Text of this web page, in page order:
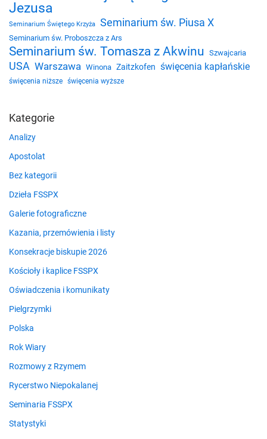
Jezusa
Seminarium Świętego Krzyża Seminarium św. Piusa X
Seminarium św. Proboszcza z Ars
Seminarium św. Tomasza z Akwinu Szwajcaria
USA Warszawa Winona Zaitzkofen święcenia kapłańskie
święcenia niższe święcenia wyższe
Kategorie
Analizy
Apostolat
Bez kategorii
Dzieła FSSPX
Galerie fotograficzne
Kazania, przemówienia i listy
Konsekracje biskupie 2026
Kościoły i kaplice FSSPX
Oświadczenia i komunikaty
Pielgrzymki
Polska
Rok Wiary
Rozmowy z Rzymem
Rycerstwo Niepokalanej
Seminaria FSSPX
Statystyki